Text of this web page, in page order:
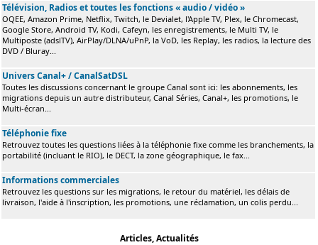
Télévision, Radios et toutes les fonctions « audio / vidéo »
OQEE, Amazon Prime, Netflix, Twitch, le Devialet, l'Apple TV, Plex, le Chromecast,
Google Store, Android TV, Kodi, Cafeyn, les enregistrements, le Multi TV, le
Multiposte (adslTV), AirPlay/DLNA/uPnP, la VoD, les Replay, les radios, la lecture des
DVD / Bluray...
Univers Canal+ / CanalSatDSL
Toutes les discussions concernant le groupe Canal sont ici: les abonnements, les
migrations depuis un autre distributeur, Canal Séries, Canal+, les promotions, le
Multi-écran...
Téléphonie fixe
Retrouvez toutes les questions liées à la téléphonie fixe comme les branchements, la
portabilité (incluant le RIO), le DECT, la zone géographique, le fax...
Informations commerciales
Retrouvez les questions sur les migrations, le retour du matériel, les délais de
livraison, l'aide à l'inscription, les promotions, une réclamation, un colis perdu...
Articles, Actualités